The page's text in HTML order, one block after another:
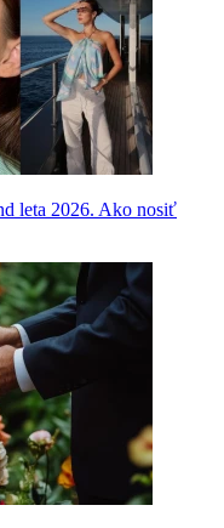
leta 2026. Ako nosiť